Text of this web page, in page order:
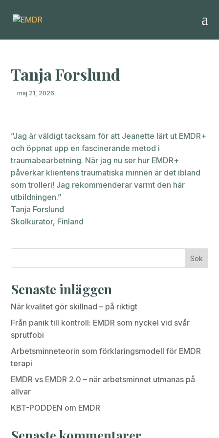
Tanja Forslund
maj 21, 2026
”Jag är väldigt tacksam för att Jeanette lärt ut EMDR+
och öppnat upp en fascinerande metod i
traumabearbetning. När jag nu ser hur EMDR+
påverkar klientens traumatiska minnen är det ibland
som trolleri! Jag rekommenderar varmt den här
utbildningen.”
Tanja Forslund
Skolkurator, Finland
Sök
Senaste inläggen
När kvalitet gör skillnad – på riktigt
Från panik till kontroll: EMDR som nyckel vid svår
sprutfobi
Arbetsminneteorin som förklaringsmodell för EMDR
terapi
EMDR vs EMDR 2.0 – när arbetsminnet utmanas på
allvar
KBT-PODDEN om EMDR